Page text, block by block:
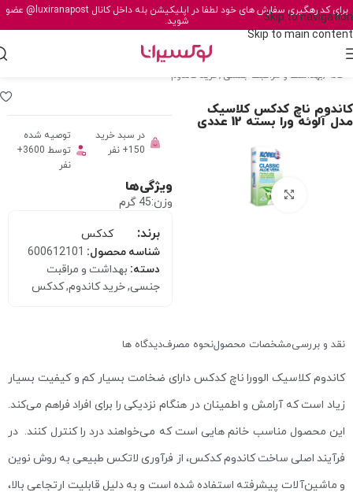
Skip to navigation
Skip to main content
برای کد رهگیری سفارش های خود لطفا در اپلیکیشن بله داخل کانال@luxiranapost عضو
شوید.
خانه /بهداشت و مراقبت جنسی / خرید کاندوم
کاندوم ناچ کدکس کلاسیک
مدل آلوئه ورا بسته 12 عددی
برای بزرگنمایی کلیک کنید
در سبد خرید
150+ نفر
توصیه شده
توسط 3600+
نفر
ویژگی‌ها
وزن:45 گرم
برند:
کدکس
شناسه محصول: 600612101
دسته: بهداشت و مراقبت
جنسی,خرید کاندوم,کدکس
نقد و بررسیمشخصات محصولنحوه مصرفدیدگاه ها
کاندوم کلاسیک الوورا ناچ کدکس دارای ضخامت بسیار کم و کیفیت بسیار
زیاد است که آرامش و اطمینان در هنگام نزدیکی را برای افراد فراهم می‌کند.
این محصول مناسب خانم هایی است که می‌خواهند درد را کنترل کنند. در
فرآیند اصلی ساخت کاندوم کدکس، از فرآوری لاتکس طبیعی به روش نوین
و ماشین‌آلات پیشرفته استفاده شده است و به دلیل قابلیت ارتجاعی بالا،